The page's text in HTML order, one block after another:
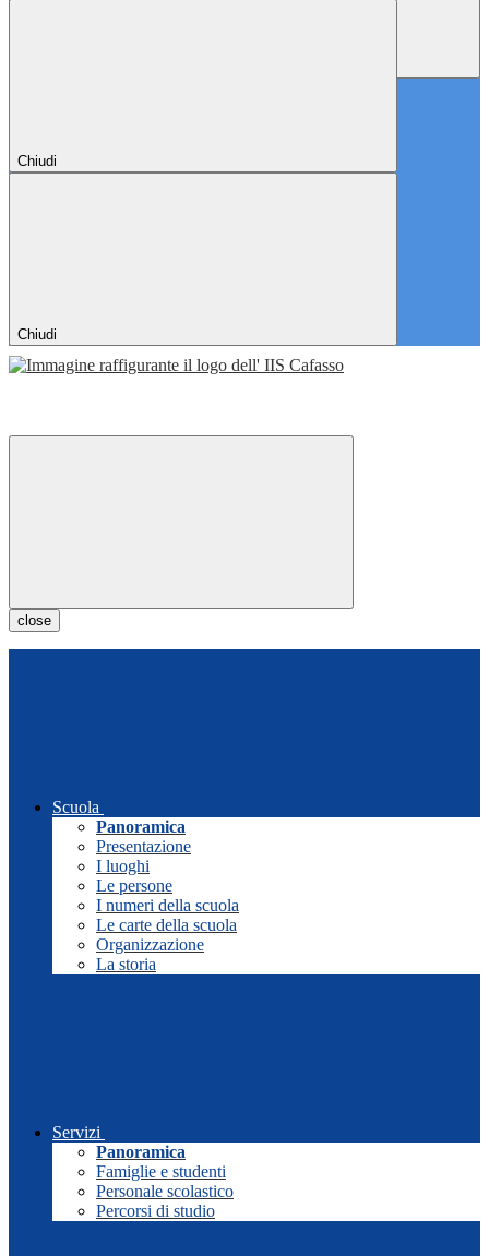
Chiudi
Chiudi
close
Scuola
Panoramica
Presentazione
I luoghi
Le persone
I numeri della scuola
Le carte della scuola
Organizzazione
La storia
Servizi
Panoramica
Famiglie e studenti
Personale scolastico
Percorsi di studio